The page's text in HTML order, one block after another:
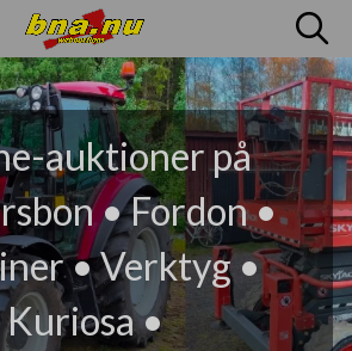
auktioner på
• Fordon •
• Verktyg •
Kuriosa •